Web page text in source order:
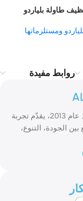
طاولة بلياردو
ومستلزماتها
روابط مفيدة
الابتكار موقع تسوّق إلكتروني رائد يعمل منذ عام 2013، يقدّم تجربة
الجودة، التنوع،